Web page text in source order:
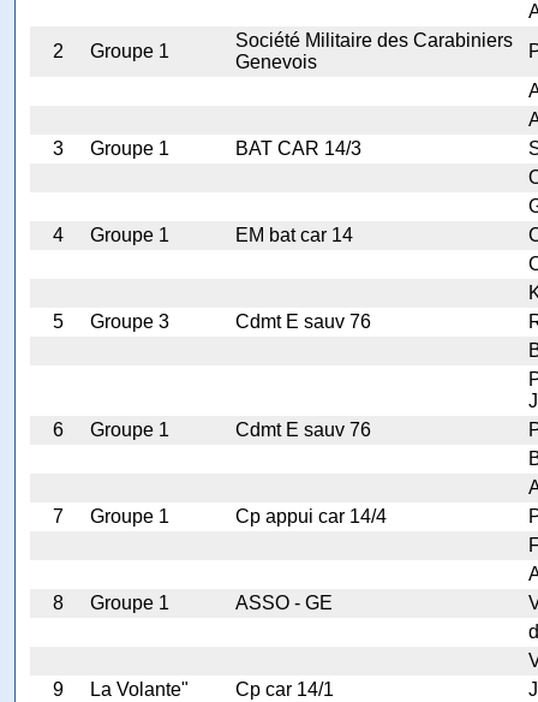
2
Groupe 1
Société Militaire des Carabiniers
Genevois
3
Groupe 1 BAT CAR 14/3
4
Groupe 1 EM bat car 14
5
Groupe 3 Cdmt E sauv 76
6
Groupe 1 Cdmt E sauv 76
7
Groupe 1 Cp appui car 14/4
8
Groupe 1 ASSO - GE
9
La Volante" Cp car 14/1